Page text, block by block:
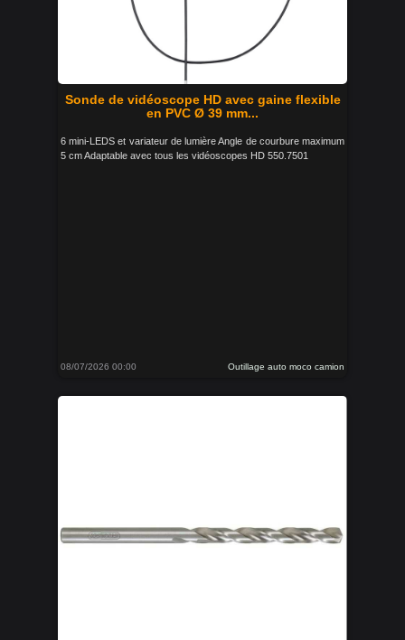
Sonde de vidéoscope HD avec gaine flexible
en PVC Ø 39 mm...
6 mini-LEDS et variateur de lumière Angle de courbure maximum
5 cm Adaptable avec tous les vidéoscopes HD 550.7501
08/07/2026 00:00 Outillage auto moco camion